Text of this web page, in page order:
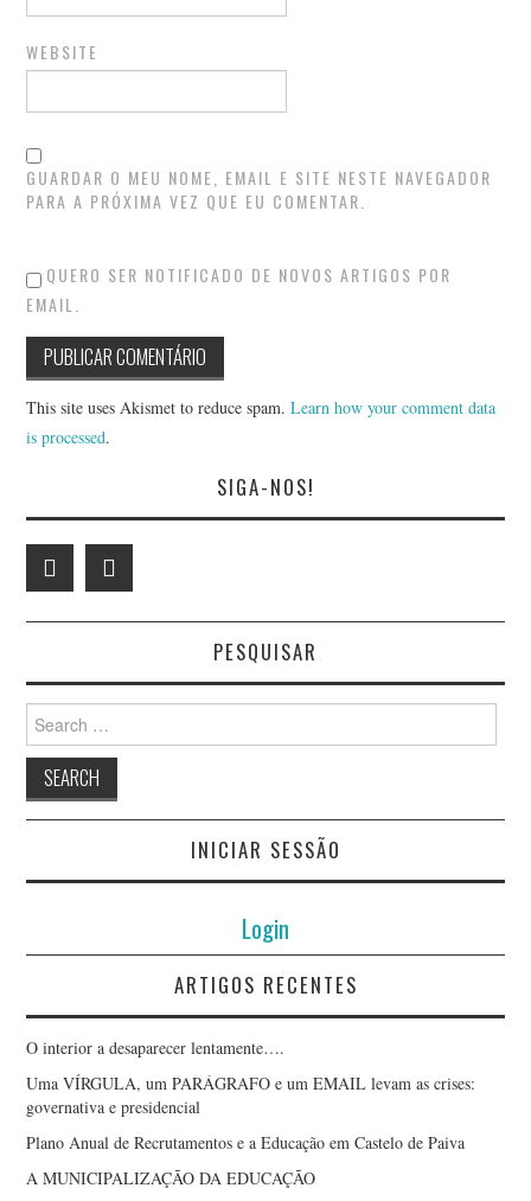
WEBSITE
GUARDAR O MEU NOME, EMAIL E SITE NESTE NAVEGADOR
PARA A PRÓXIMA VEZ QUE EU COMENTAR.
QUERO SER NOTIFICADO DE NOVOS ARTIGOS POR
EMAIL.
This site uses Akismet to reduce spam.Learn how your comment data
is processed.
SIGA-NOS!
PESQUISAR
for:
INICIAR SESSÃO
Login
ARTIGOS RECENTES
O interior a desaparecer lentamente….
Uma VÍRGULA, um PARÁGRAFO e um EMAIL levam as crises:
governativa e presidencial
Plano Anual de Recrutamentos e a Educação em Castelo de Paiva
A MUNICIPALIZAÇÃO DA EDUCAÇÃO